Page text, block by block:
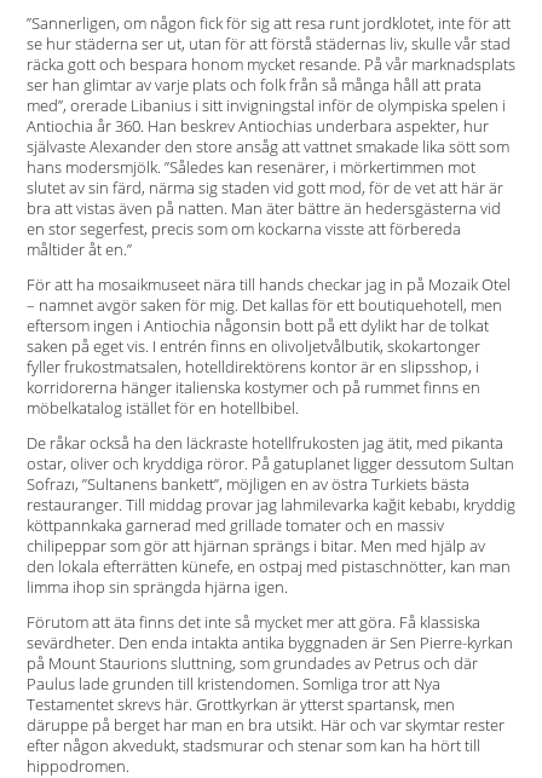
”Sannerligen, om någon fick för sig att resa runt jordklotet, inte för att
se hur städerna ser ut, utan för att förstå städernas liv, skulle vår stad
räcka gott och bespara honom mycket resande. På vår marknadsplats
ser han glimtar av varje plats och folk från så många håll att prata
med”, orerade Libanius i sitt invigningstal inför de olympiska spelen i
Antiochia år 360. Han beskrev ­Antiochias underbara aspekter, hur
självaste Alexander den store ansåg att vattnet smakade lika sött som
hans modersmjölk. ”Således kan resenärer, i mörkertimmen mot
slutet av sin färd, närma sig staden vid gott mod, för de vet att här är
bra att vistas även på natten. Man äter bättre än hedersgästerna vid
en stor segerfest, precis som om kockarna visste att förbereda
måltider åt en.”
För att ha mosaikmuseet nära till hands checkar jag in på ­Mozaik Otel
– namnet avgör saken för mig. Det kallas för ett boutique­hotell, men
eftersom ingen i Antiochia någonsin bott på ett dylikt har de tolkat
saken på eget vis. I entrén finns en oliv­oljetvålbutik, skokartonger
fyller frukostmatsalen, hotell­direktörens kontor är en slipsshop, i
korridorerna hänger italienska kostymer och på rummet finns en
möbelkatalog istället för en hotellbibel.
De råkar också ha den läckraste hotellfrukosten jag ätit, med pikanta
ostar, oliver och kryddiga röror. På gatuplanet ligger dessutom Sultan
Sofrazı, ”Sultanens bankett”, möjligen en av östra Turkiets bästa
restauranger. Till middag provar jag lahmilevarka kağit kebabı, kryddig
köttpannkaka garnerad med grillade tomater och en massiv
chilipeppar som gör att hjärnan sprängs i bitar. Men med hjälp av
den lokala efterrätten künefe, en ostpaj med pistaschnötter, kan man
limma ihop sin sprängda hjärna igen.
Förutom att äta finns det inte så mycket mer att göra. Få klassiska
sevärdheter. Den enda intakta antika byggnaden är Sen Pierre-kyrkan
på Mount Staurions sluttning, som grundades av Petrus och där
Paulus lade grunden till kristen­domen. Somliga tror att Nya
Testamentet skrevs här. Grott­kyrkan är ytterst spartansk, men
däruppe på berget har man en bra utsikt. Här och var skymtar rester
efter någon akvedukt, stadsmurar och stenar som kan ha hört till
hippodromen.